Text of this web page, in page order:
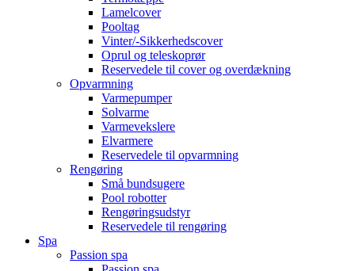
Lamelcover
Pooltag
Vinter/-Sikkerhedscover
Oprul og teleskoprør
Reservedele til cover og overdækning
Opvarmning
Varmepumper
Solvarme
Varmevekslere
Elvarmere
Reservedele til opvarmning
Rengøring
Små bundsugere
Pool robotter
Rengøringsudstyr
Reservedele til rengøring
Spa
Passion spa